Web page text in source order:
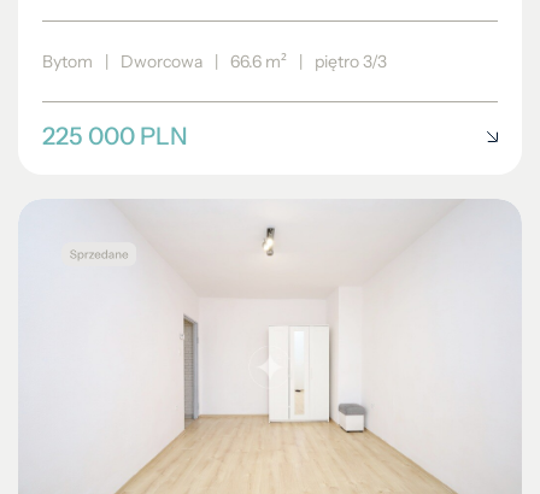
Bytom | Dworcowa | 66.6 m² | piętro 3/3
225 000 PLN